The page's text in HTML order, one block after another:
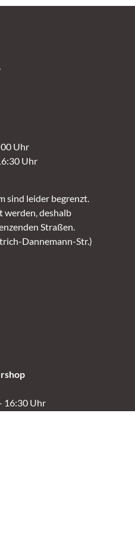
Uhr
Uhr
sind leider begrenzt.
werden, deshalb
Straßen.
Dannemann-Str.)
16:30 Uhr